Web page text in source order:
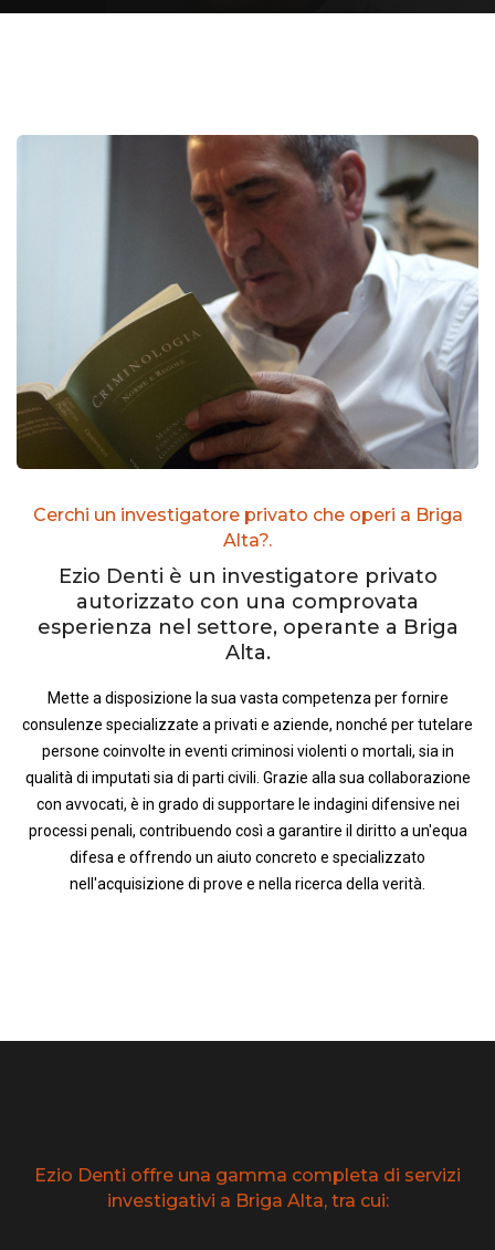
Cerchi un investigatore privato che operi a Briga
Alta?.
Ezio Denti è un investigatore privato
autorizzato con una comprovata
esperienza nel settore, operante a Briga
Alta.
Mette a disposizione la sua vasta competenza per fornire
consulenze specializzate a privati e aziende, nonché per tutelare
persone coinvolte in eventi criminosi violenti o mortali, sia in
qualità di imputati sia di parti civili. Grazie alla sua collaborazione
con avvocati, è in grado di supportare le indagini difensive nei
processi penali, contribuendo così a garantire il diritto a un'equa
difesa e offrendo un aiuto concreto e specializzato
nell'acquisizione di prove e nella ricerca della verità.
Ezio Denti offre una gamma completa di servizi
investigativi a Briga Alta, tra cui: